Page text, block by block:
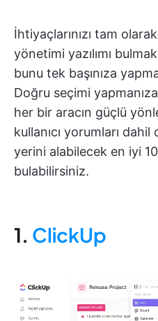
İhtiyaçlarınızı tam
yönetimi yazılımı
bunu tek başınıza
Doğru seçimi
her bir aracın güçlü
kullanıcı yorumları
yerini alabilecek en iyi
bulabilirsiniz.
1. ClickUp